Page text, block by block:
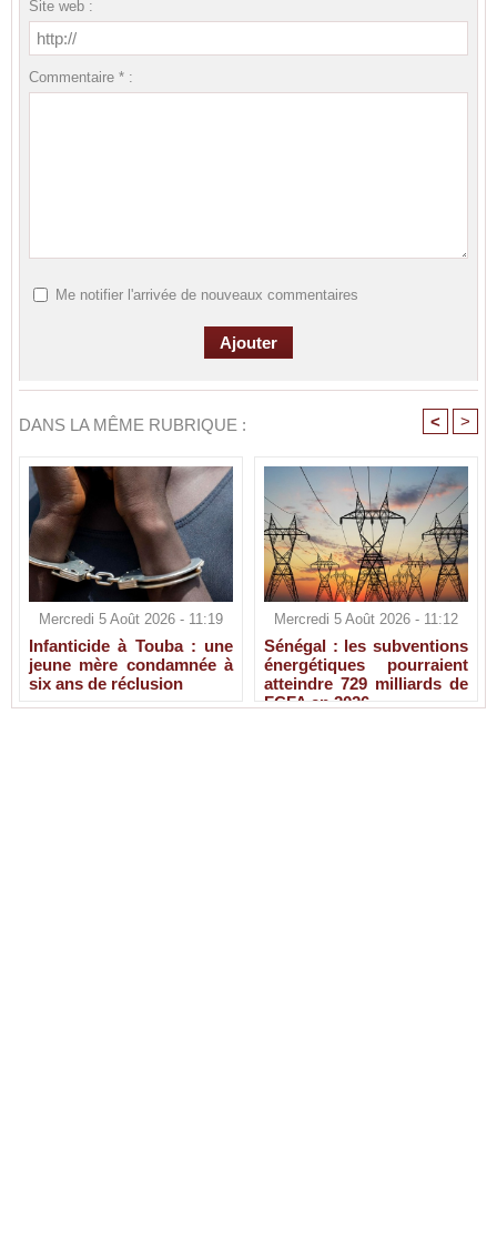
Site web :
Commentaire * :
Me notifier l'arrivée de nouveaux commentaires
DANS LA MÊME RUBRIQUE : < >
Mercredi 5 Août 2026 - 11:19
Infanticide à Touba : une
jeune mère condamnée à
six ans de réclusion
Mercredi 5 Août 2026 - 11:12
Sénégal : les subventions
énergétiques pourraient
atteindre 729 milliards de
FCFA en 2026